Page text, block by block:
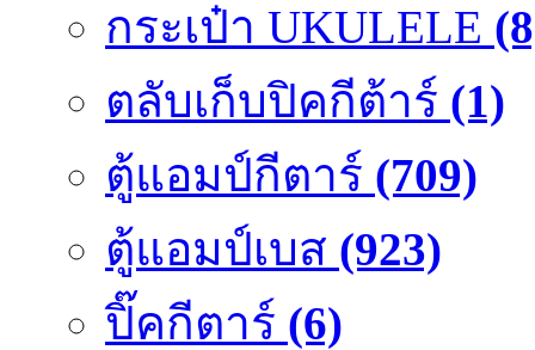
กระเป๋า UKULELE
ตลับเก็บปิคกีต้าร์ (1)
ตู้แอมป์กีตาร์ (709)
ตู้แอมป์เบส (923)
ปิ๊คกีตาร์ (6)